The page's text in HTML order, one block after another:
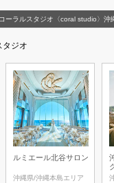
コーラルスタジオ〈coral studio〉沖
タジオ
ルミエール北谷サロン
沖縄県/沖縄本島エリア